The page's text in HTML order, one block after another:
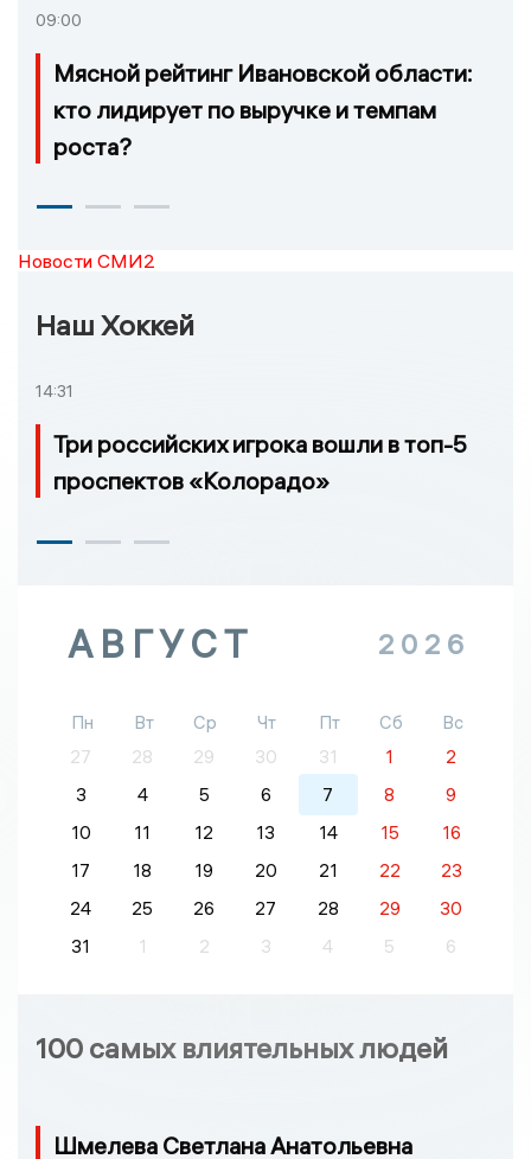
09:00
Мясной рейтинг Ивановской области:
кто лидирует по выручке и темпам
роста?
Новости СМИ2
Наш Хоккей
14:31
Три российских игрока вошли в топ-5
проспектов «Колорадо»
АВГУСТ 2026
Пн Вт Ср Чт Пт Сб
Вс
27
28 29 30 31 1
2
3
4 5 6 7 8
9
10
11 12 13 14 15
16
17
18 19 20 21 22
23
24
25 26 27 28 29
30
31
1 2 3 4 5 6
100 самых влиятельных людей
Шмелева Светлана Анатольевна